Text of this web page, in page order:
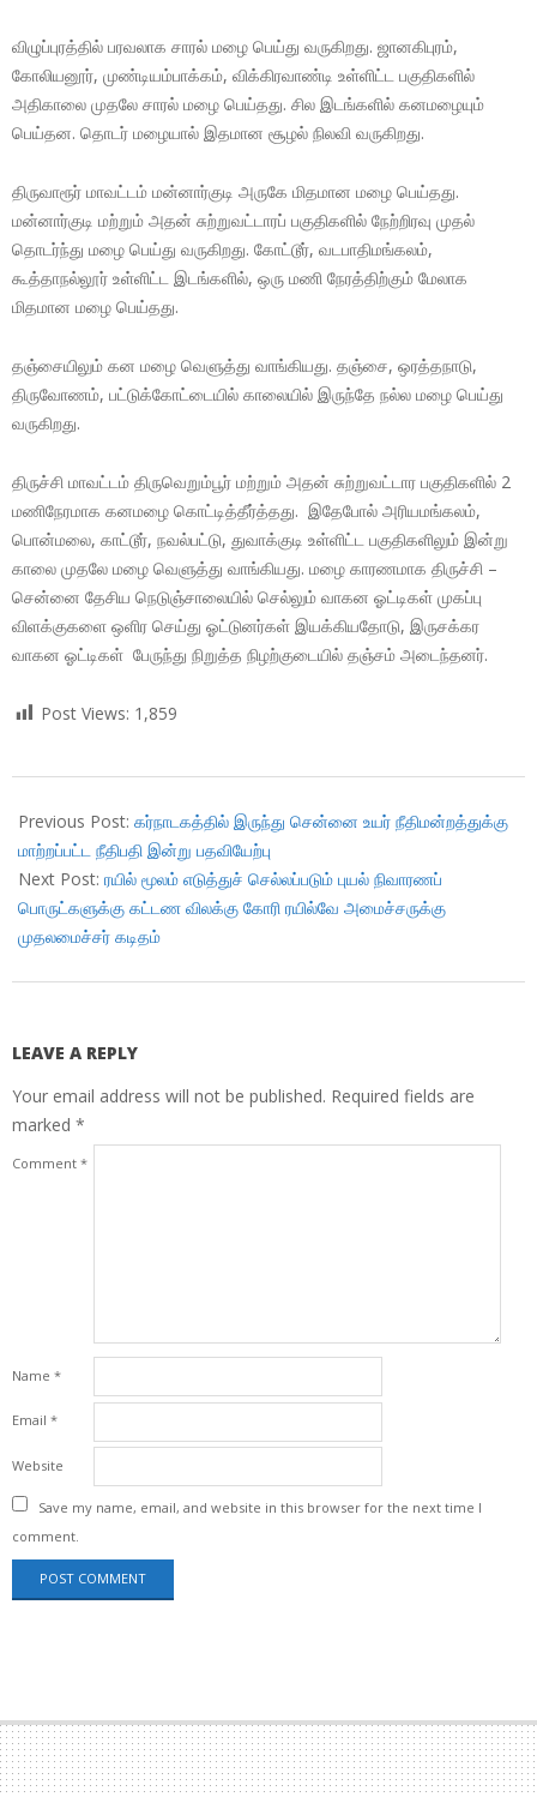
விழுப்புரத்தில் பரவலாக சாரல் மழை பெய்து வருகிறது. ஜானகிபுரம்,
கோலியனூர், முண்டியம்பாக்கம், விக்கிரவாண்டி உள்ளிட்ட பகுதிகளில்
அதிகாலை முதலே சாரல் மழை பெய்தது. சில இடங்களில் கனமழையும்
பெய்தன. தொடர் மழையால் இதமான சூழல் நிலவி வருகிறது.
திருவாரூர் மாவட்டம் மன்னார்குடி அருகே மிதமான மழை பெய்தது.
மன்னார்குடி மற்றும் அதன் சுற்றுவட்டாரப் பகுதிகளில் நேற்றிரவு முதல்
தொடர்ந்து மழை பெய்து வருகிறது. கோட்டூர், வடபாதிமங்கலம்,
கூத்தாநல்லூர் உள்ளிட்ட இடங்களில், ஒரு மணி நேரத்திற்கும் மேலாக
மிதமான மழை பெய்தது.
தஞ்சையிலும் கன மழை வெளுத்து வாங்கியது. தஞ்சை, ஒரத்தநாடு,
திருவோணம், பட்டுக்கோட்டையில் காலையில் இருந்தே நல்ல மழை பெய்து
வருகிறது.
திருச்சி மாவட்டம் திருவெறும்பூர் மற்றும் அதன் சுற்றுவட்டார பகுதிகளில் 2
மணிநேரமாக கனமழை கொட்டித்தீர்த்தது. இதேபோல் அரியமங்கலம்,
பொன்மலை, காட்டூர், நவல்பட்டு, துவாக்குடி உள்ளிட்ட பகுதிகளிலும் இன்று
காலை முதலே மழை வெளுத்து வாங்கியது. மழை காரணமாக திருச்சி –
சென்னை தேசிய நெடுஞ்சாலையில் செல்லும் வாகன ஓட்டிகள் முகப்பு
விளக்குகளை ஒளிர செய்து ஓட்டுனர்கள் இயக்கியதோடு, இருசக்கர
வாகன ஓட்டிகள் பேருந்து நிறுத்த நிழற்குடையில் தஞ்சம் அடைந்தனர்.
Post Views: 1,859
11-
23
Previous Post: கர்நாடகத்தில் இருந்து சென்னை உயர் நீதிமன்றத்துக்கு
மாற்றப்பட்ட நீதிபதி இன்று பதவியேற்பு
Next Post: ரயில் மூலம் எடுத்துச் செல்லப்படும் புயல் நிவாரணப்
பொருட்களுக்கு கட்டண விலக்கு கோரி ரயில்வே அமைச்சருக்கு
முதலமைச்சர் கடிதம்
LEAVE A REPLY
Your email address will not be published. Required fields are
marked *
Comment *
Name *
Email *
Website
Save my name, email, and website in this browser for the next time I
comment.